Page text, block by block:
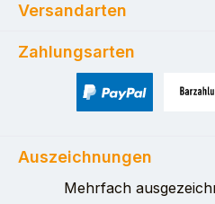
Versandarten
Zahlungsarten
Auszeichnungen
Mehrfach